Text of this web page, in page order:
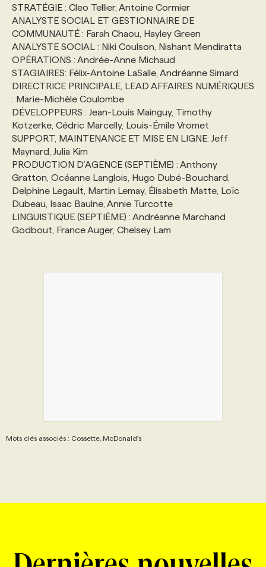
STRATÉGIE : Cleo Tellier, Antoine Cormier
ANALYSTE SOCIAL ET GESTIONNAIRE DE
COMMUNAUTÉ : Farah Chaou, Hayley Green
ANALYSTE SOCIAL : Niki Coulson, Nishant Mendiratta
OPÉRATIONS : Andrée-Anne Michaud
STAGIAIRES: Félix-Antoine LaSalle, Andréanne Simard
DIRECTRICE PRINCIPALE, LEAD AFFAIRES NUMÉRIQUES
: Marie-Michèle Coulombe
DÉVELOPPEURS : Jean-Louis Mainguy, Timothy
Kotzerke, Cédric Marcelly, Louis-Émile Vromet
SUPPORT, MAINTENANCE ET MISE EN LIGNE: Jeff
Maynard, Julia Kim
PRODUCTION D’AGENCE (SEPTIÈME) : Anthony
Gratton, Océanne Langlois, Hugo Dubé-Bouchard,
Delphine Legault, Martin Lemay, Élisabeth Matte, Loïc
Dubeau, Isaac Baulne, Annie Turcotte
LINGUISTIQUE (SEPTIÈME) : Andréanne Marchand
Godbout, France Auger, Chelsey Lam
Mots clés associés : Cossette, McDonald's